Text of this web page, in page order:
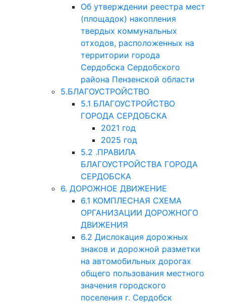
Об утверждении реестра мест
(площадок) накопления
твердых коммунальных
отходов, расположенных на
территории города
Сердобска Сердобского
района Пензенской области
5.БЛАГОУСТРОЙСТВО
5.1 БЛАГОУСТРОЙСТВО
ГОРОДА СЕРДОБСКА
2021 год
2025 год
5.2 .ПРАВИЛА
БЛАГОУСТРОЙСТВА ГОРОДА
СЕРДОБСКА
6. ДОРОЖНОЕ ДВИЖЕНИЕ
6.1 КОМПЛЕСНАЯ СХЕМА
ОРГАНИЗАЦИИ ДОРОЖНОГО
ДВИЖЕНИЯ
6.2 Дислокация дорожных
знаков и дорожной разметки
на автомобильных дорогах
общего пользования местного
значения городского
поселения г. Сердобск